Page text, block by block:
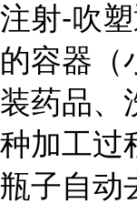
注射-吹
的容器（
装药品、
种加工过
瓶子自动